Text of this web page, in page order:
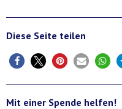
Diese Seite teilen
Mit einer Spende helfen!